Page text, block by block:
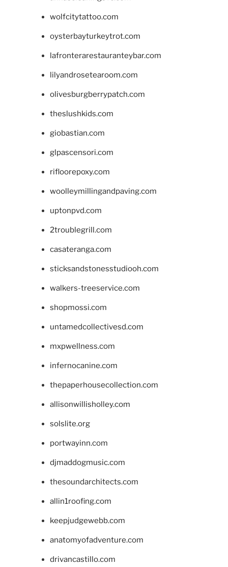
wolfcitytattoo.com
oysterbayturkeytrot.com
lafronterarestauranteybar.com
lilyandrosetearoom.com
olivesburgberrypatch.com
theslushkids.com
giobastian.com
glpascensori.com
rifloorepoxy.com
woolleymillingandpaving.com
uptonpvd.com
2troublegrill.com
casateranga.com
sticksandstonesstudiooh.com
walkers-treeservice.com
shopmossi.com
untamedcollectivesd.com
mxpwellness.com
infernocanine.com
thepaperhousecollection.com
allisonwillisholley.com
solslite.org
portwayinn.com
djmaddogmusic.com
thesoundarchitects.com
allin1roofing.com
keepjudgewebb.com
anatomyofadventure.com
drivancastillo.com